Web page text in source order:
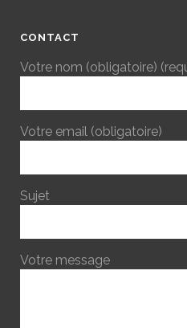
CONTACT
Votre nom (obligatoire)
Votre email (obligatoire)
Sujet
Votre message